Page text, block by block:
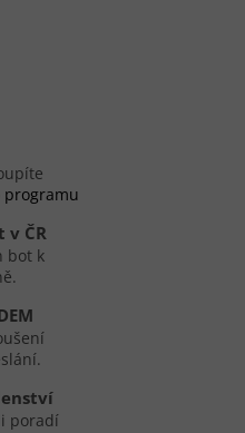
programu
v ČR
bot k
poradí